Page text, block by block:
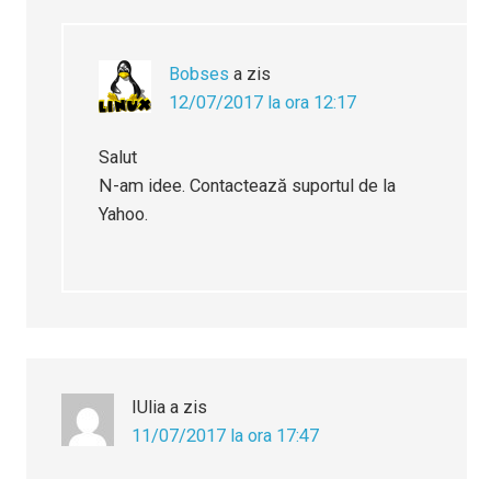
Bobses a zis
12/07/2017 la ora 12:17
Salut
N-am idee. Contactează suportul de la
Yahoo.
IUlia a zis
11/07/2017 la ora 17:47